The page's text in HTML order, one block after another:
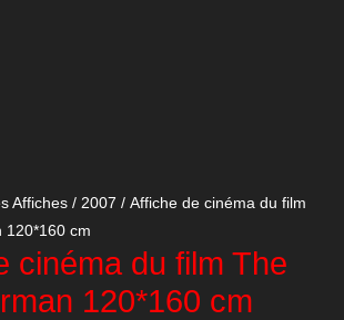
Affiches / 2007 / Affiche de cinéma du film
120*160 cm
cinéma du film The
120*160 cm